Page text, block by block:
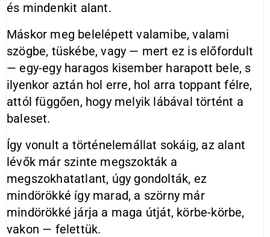
és mindenkit alant.
Máskor meg belelépett valamibe, valami
szögbe, tüskébe, vagy — mert ez is előfordult
— egy-egy haragos kisember harapott bele, s
ilyenkor aztán hol erre, hol arra toppant félre,
attól függően, hogy melyik lábával történt a
baleset.
Így vonult a történelemállat sokáig, az alant
lévők már szinte megszokták a
megszokhatatlant, úgy gondolták, ez
mindörökké így marad, a szörny már
mindörökké járja a maga útját, körbe-körbe,
vakon — felettük.